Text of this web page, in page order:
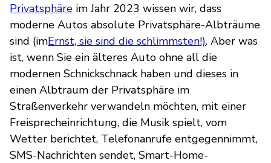
Privatsphäre im Jahr 2023 wissen wir, dass
moderne Autos absolute Privatsphäre-Albträume
sind (imErnst, sie sind die schlimmsten!). Aber was
ist, wenn Sie ein älteres Auto ohne all die
modernen Schnickschnack haben und dieses in
einen Albtraum der Privatsphäre im
Straßenverkehr verwandeln möchten, mit einer
Freisprecheinrichtung, die Musik spielt, vom
Wetter berichtet, Telefonanrufe entgegennimmt,
SMS-Nachrichten sendet, Smart-Home-